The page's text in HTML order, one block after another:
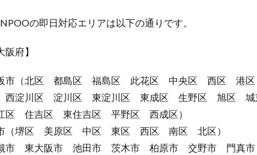
の即日対応エリアは以下の通りです。
阪府】
市（北区 都島区 福島区 此花区 中央区 西区 港
淀川区 淀川区 東淀川区 東成区 生野区 旭区
区 住吉区 東住吉区 平野区 西成区）
（堺区 美原区 中区 東区 西区 南区 北区）
市 東大阪市 池田市 茨木市 柏原市 交野市 門真